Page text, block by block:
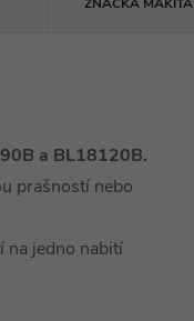
a BL18120B.
prašností nebo
na jedno nabití